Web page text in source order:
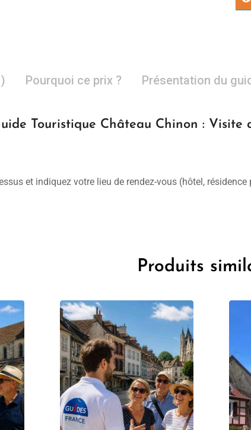
Pourquoi ce prix ? Présentation du
Touristique Château Chinon : Visite
et indiquez votre lieu de rendez-vous (hôtel,
Produits